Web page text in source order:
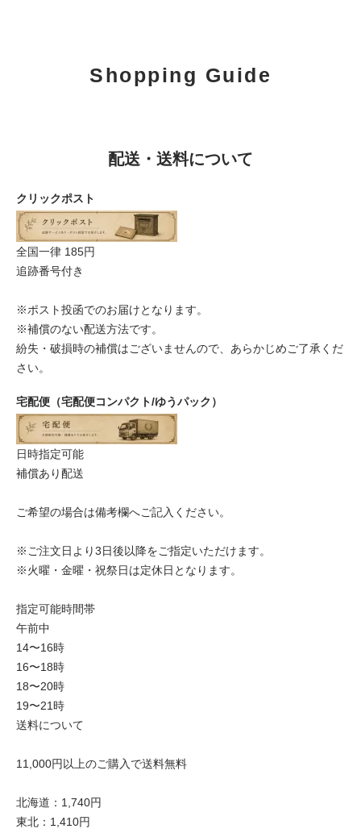
Shopping Guide
配送・送料について
クリックポスト
全国一律 185円
追跡番号付き
※ポスト投函でのお届けとなります。
※補償のない配送方法です。
紛失・破損時の補償はございませんので、あらかじめご了承くだ
さい。
宅配便（宅配便コンパクト/ゆうパック）
日時指定可能
補償あり配送
ご希望の場合は備考欄へご記入ください。
※ご注文日より3日後以降をご指定いただけます。
※火曜・金曜・祝祭日は定休日となります。
指定可能時間帯
午前中
14〜16時
16〜18時
18〜20時
19〜21時
送料について
11,000円以上のご購入で送料無料
北海道：1,740円
東北：1,410円